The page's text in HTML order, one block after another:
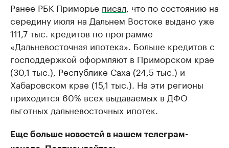
Ранее РБК Приморье писал , что по состоянию на
середину июля на Дальнем Востоке выдано уже
111,7 тыс. кредитов по программе
«Дальневосточная ипотека». Больше кредитов с
господдержкой оформляют в Приморском крае
(30,1 тыс.), Республике Саха (24,5 тыс.) и
Хабаровском крае (15,1 тыс.). На эти регионы
приходится 60% всех выдаваемых в ДФО
льготных дальневосточных ипотек.
Еще больше новостей в нашем телеграм-